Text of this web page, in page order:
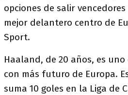
opciones de salir
mejor delantero centro de
Sport.
Haaland, de 20 años, es
con más futuro de Europa.
suma 10 goles en la Liga de